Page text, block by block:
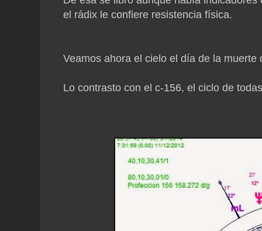
el rádix le confiere resistencia física.
Veamos ahora el cielo el día de la
Lo contrasto con el c-156, el ciclo de